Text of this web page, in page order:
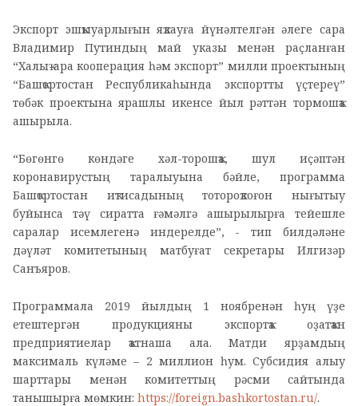
Экспорт эшҡыуарлығын яҡлауға йүнәлтелгән әлеге сара
Владимир Путиндың май указы менән раҫланған
“Халыҡ-ара кооперация һәм экспорт” милли проектының
“Башҡортостан Республикаһында экспортты үҫтереү”
төбәк проектына ярашлы икенсе йыл рәттән тормошҡа
ашырыла.
“Бөгөнгө көндәге хәл-торошҡа, шул иҫәптән
коронавирустың таралыуына бәйле, программа
Башҡортостан иҡтисадының тотороҡлоғон нығытыу
буйынса тәү сиратта ғәмәлгә ашырылырға тейешле
саралар исемлегенә индерелде”, - тип билдәләне
дәүләт комитетының матбуғат секретары Илгизәр
Санъяров.
Программала 2019 йылдың 1 ноябренән һуң үҙе
етештергән продукцияны экспортҡа оҙатҡан
предприятиелар ҡатнаша ала. Матди ярҙамдың
максималь күләме – 2 миллион һум. Субсидия алыу
шарттары менән комитеттың рәсми сайтында
танышырға мөмкин: https://foreign.bashkortostan.ru/.